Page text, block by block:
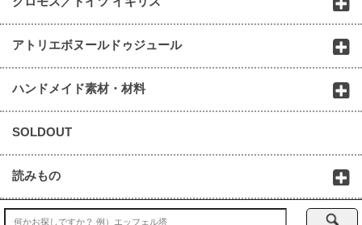
アトリエボヌールドゥジュール
ハンドメイド素材・材料
SOLDOUT
読みもの